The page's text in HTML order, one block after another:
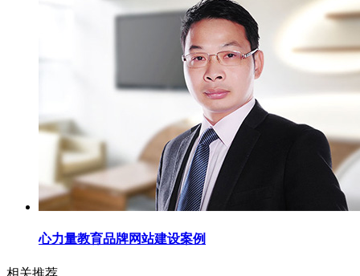
心力量教育品牌网站建设案例
相关推荐